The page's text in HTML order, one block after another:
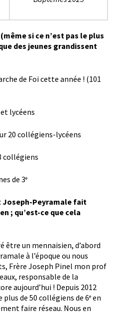
si ce n’est pas le plus
des jeunes grandissent
de Foi cette année ! (101
lycéens
20 collégiens-lycéens
collégiens
de 3e
Peyramale fait
; qu’est-ce que cela
être un mennaisien, d’abord
à l’époque ou nous
Frère Joseph Pinel mon prof
responsable de la
aujourd’hui ! Depuis 2012
plus de 50 collégiens de 6e en
faire réseau. Nous en